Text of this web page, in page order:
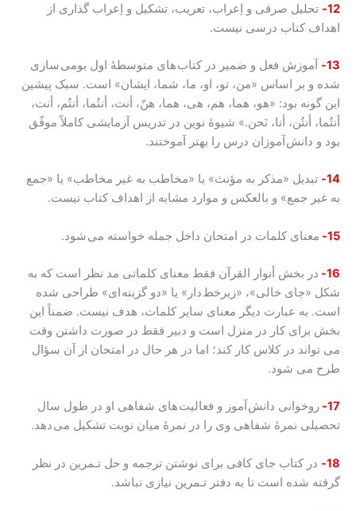
12-
تحلیل صرفی و اِعراب، تعریب، تشکیل و اِعراب گذاری از
اهداف کتاب درسی نیست.
13-
آموزش فعل و ضمیر در کتاب های متوسطۀ اول بومی سازی
شده و بر اساس «من، تو، او، ما، شما، ایشان» است. سبک پیشین
این گونه بود: «هو، هما، هم، هی، هما، هنّ، أنت، أنتُما، أنتُم، أنت،
أنتُما، أنتُن، أنا، نَحن.» شیوۀ نوین در تدریس آزمایشی کاملاً موفّق
بود و دانش آموزان درس را بهتر آموختند.
14-
تبدیل «مذکر به مؤنث» یا «مخاطب به غیر مخاطب» یا «جمع
به غیر جمع» و بالعکس و موارد مشابه از اهداف کتاب نیست.
15- معنای کلمات در امتحان داخل جمله خواسته می شود.
16-
در بخش أنوار القرآن فقط معنای کلماتی مد نظر است که به
شکل «جای خالی»، «زیرخط دار» یا «دو گزینه ای» طراحی شده
است. به عبارت دیگر معنای سایر کلمات، هدف نیست. ضمناً این
بخش برای کار در منزل است و دبیر فقط در صورت داشتن وقت
می تواند در کلاس کار کند؛ اما در هر حال در امتحان از آن سؤال
طرح می شود.
17- روخوانی دانش آموز و فعالیت های شفاهی او در طول سال
تحصیلی نمرۀ شفاهی وی را در نمرۀ میان نوبت تشکیل می دهد.
18-
در کتاب جای کافی برای نوشتن ترجمه و حل تـمرین در نظر
گرفته شده است تا به دفتر تـمرین نیازی نباشد.